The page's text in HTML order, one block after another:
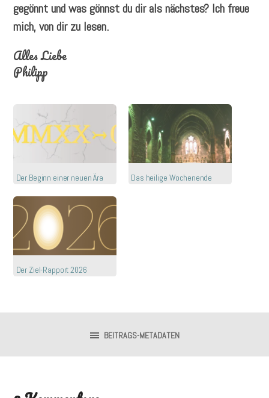
gegönnt und was gönnst du dir als nächstes? Ich freue
mich, von dir zu lesen.
Alles Liebe
Philipp
Der Beginn einer neuen Ära Das heilige Wochenende
Der Ziel-Rapport 2026
BEITRAGS-METADATEN